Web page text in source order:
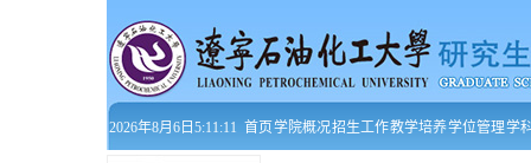
2026年8月6日5:11:11 首页学院概况招生工作教学培养学位管理学